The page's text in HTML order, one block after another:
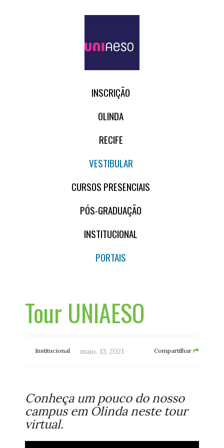
INSCRIÇÃO
OLINDA
RECIFE
VESTIBULAR
CURSOS PRESENCIAIS
PÓS-GRADUAÇÃO
INSTITUCIONAL
PORTAIS
Tour UNIAESO
Institucional maio. 13, 2021 Compartilhar
Conheça um pouco do nosso
campus em Olinda neste tour
virtual.